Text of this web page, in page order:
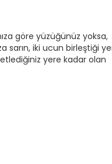
göre yüzüğünüz yoksa,
sarın, iki ucun birleştiği
yere kadar olan